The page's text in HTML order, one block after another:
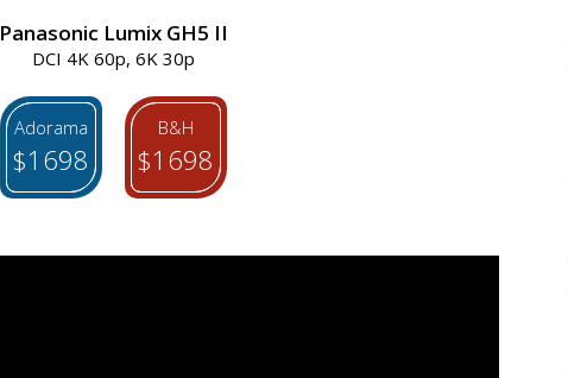
Panasonic Lumix GH5 II
DCI 4K 60p, 6K 30p
Adorama
$1698
B&H
$1698